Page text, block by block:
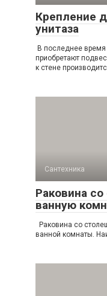
Крепление
унитаза
В последнее время
приобретают
к стене
Сантехника
Раковина
ванную
Раковина со
ванной комнаты.